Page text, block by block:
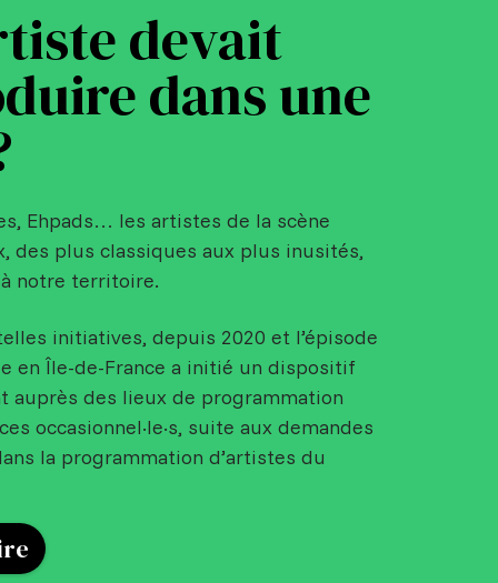
devait
dans une
Ehpads… les artistes de la scène
plus classiques aux plus inusités,
notre territoire.
initiatives, depuis 2020 et l’épisode
en Île-de-France a initié un dispositif
auprès des lieux de programmation
occasionnel·le·s, suite aux demandes
la programmation d’artistes du